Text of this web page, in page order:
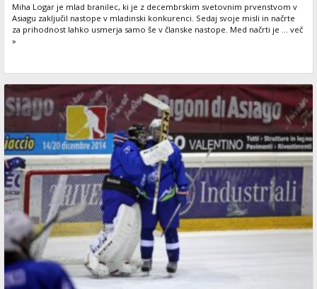
Miha Logar je mlad branilec, ki je z decembrskim svetovnim prvenstvom v
Asiagu zaključil nastope v mladinski konkurenci. Sedaj svoje misli in načrte
za prihodnost lahko usmerja samo še v članske nastope. Med načrti je ... več
»